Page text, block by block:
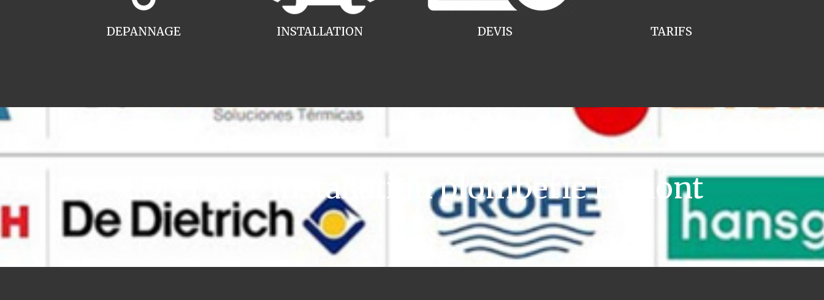
INSTALLATION
DEPANNAGE TARIFS
DEVIS
CONTACT installation plomberie Ermont